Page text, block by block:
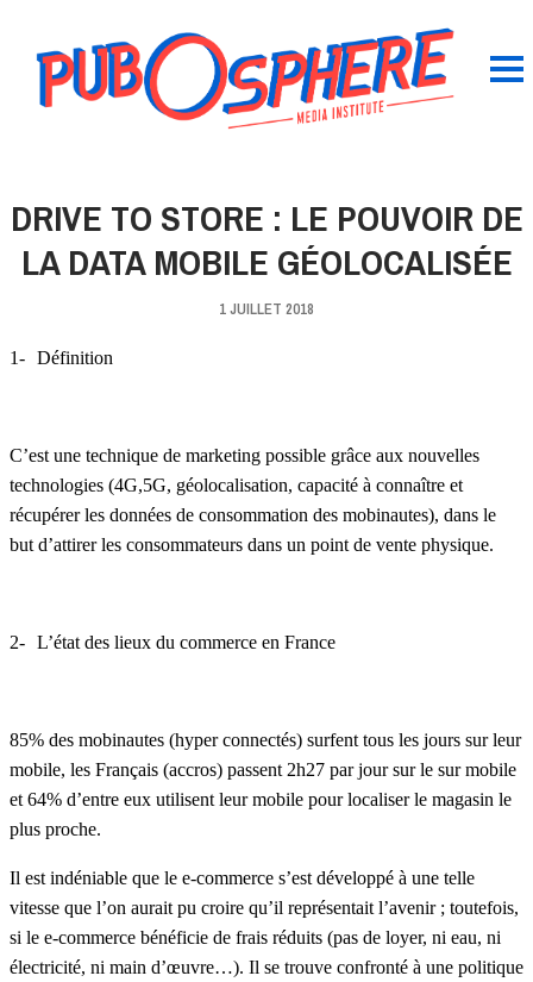
DRIVE TO STORE : LE POUVOIR DE
LA DATA MOBILE GÉOLOCALISÉE
1 JUILLET 2018
1- Définition
C’est une technique de marketing possible grâce aux nouvelles
technologies (4G,5G, géolocalisation, capacité à connaître et
récupérer les données de consommation des mobinautes), dans le
but d’attirer les consommateurs dans un point de vente physique.
2- L’état des lieux du commerce en France
85% des mobinautes (hyper connectés) surfent tous les jours sur leur
mobile, les Français (accros) passent 2h27 par jour sur le sur mobile
et 64% d’entre eux utilisent leur mobile pour localiser le magasin le
plus proche.
Il est indéniable que le e-commerce s’est développé à une telle
vitesse que l’on aurait pu croire qu’il représentait l’avenir ; toutefois,
si le e-commerce bénéficie de frais réduits (pas de loyer, ni eau, ni
électricité, ni main d’œuvre…). Il se trouve confronté à une politique